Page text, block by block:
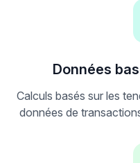
Données
Calculs basés sur les
données de